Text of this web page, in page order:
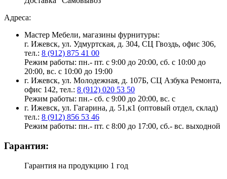
Адреса:
Мастер Мебели, магазины фурнитуры:
г. Ижевск, ул. Удмуртская, д. 304, СЦ Гвоздь, офис 306,
тел.: 8 (912) 875 41 00
Режим работы: пн.- пт. с 9:00 до 20:00, сб. с 10:00 до
20:00, вс. с 10:00 до 19:00
г. Ижевск, ул. Молодежная, д. 107Б, СЦ Азбука Ремонта,
офис 142, тел.: 8 (912) 020 53 50
Режим работы: пн.- сб. с 9:00 до 20:00, вс. с
г. Ижевск, ул. Гагарина, д. 51,к1 (оптовый отдел, склад)
тел.: 8 (912) 856 53 46
Режим работы: пн.- пт. с 8:00 до 17:00, сб.- вс. выходной
Гарантия:
Гарантия на продукцию 1 год